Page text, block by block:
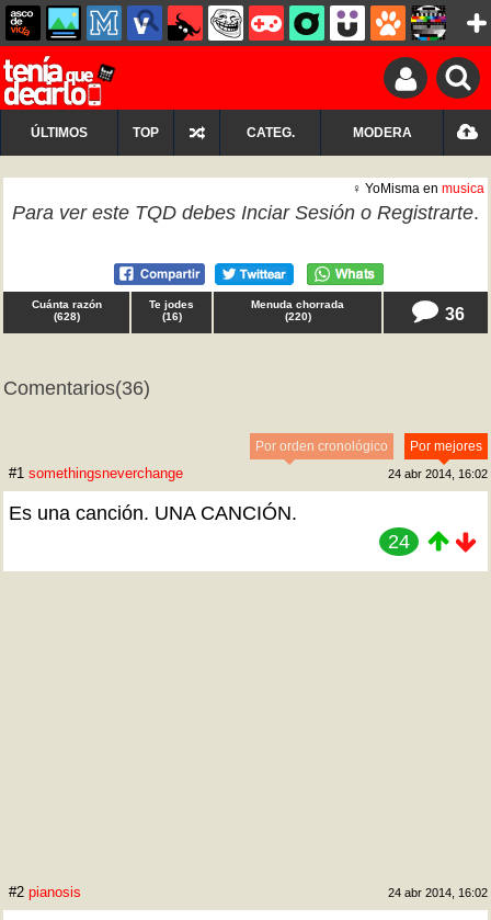
ÚLTIMOS TOP CATEG. MODERA
♀ YoMisma en musica
Para ver este TQD debes Inciar Sesión o Registrarte.
Cuánta razón
(628)
Te jodes
(16)
Menuda chorrada
(220) 36
Comentarios(36)
Por mejores
Por orden cronológico
#1 somethingsneverchange 24 abr 2014, 16:02
Es una canción. UNA CANCIÓN.
24
#2 pianosis 24 abr 2014, 16:02